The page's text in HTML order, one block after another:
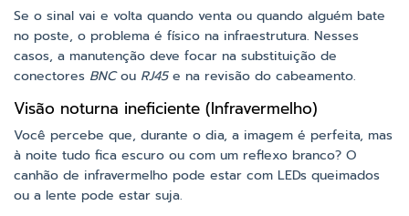
Se o sinal vai e volta quando venta ou quando alguém bate
no poste, o problema é físico na infraestrutura. Nesses
casos, a manutenção deve focar na substituição de
conectores BNCou RJ45e na revisão do cabeamento.
Visão noturna ineficiente (Infravermelho)
Você percebe que, durante o dia, a imagem é perfeita, mas
à noite tudo fica escuro ou com um reflexo branco? O
canhão de infravermelho pode estar com LEDs queimados
ou a lente pode estar suja.